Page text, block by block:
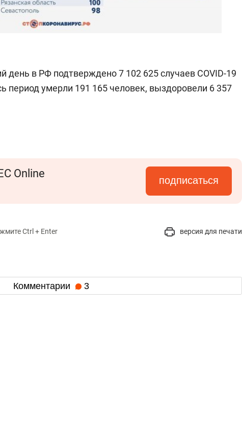
день в РФ подтверждено 7 102 625 случаев COVID-19
период умерли 191 165 человек, выздоровели 6 357
Online
подписаться
Ctrl + Enter версия для печати
Комментарии 3